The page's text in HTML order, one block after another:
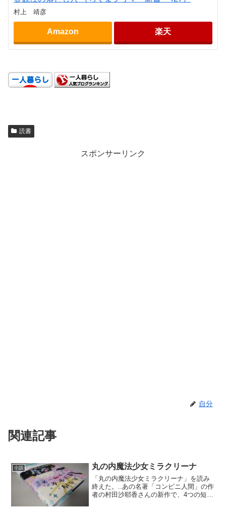
村上 靖彦
Amazon 楽天
読書
スポンサーリンク
自分
関連記事
小説 丸の内魔法少女ミラクリーナ
「丸の内魔法少女ミラクリーナ」を読み
終えた。..あの名著「コンビニ人間」の作
者の村田沙耶香さんの新作で、4つの短編